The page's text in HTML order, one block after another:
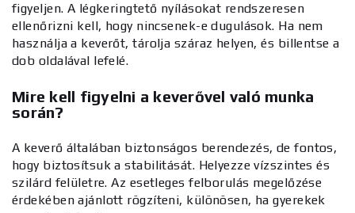
figyeljen. A légkeringtető nyílásokat rendszeresen
ellenőrizni kell, hogy nincsenek-e dugulások. Ha nem
használja a keverőt, tárolja száraz helyen, és billentse a
dob oldalával lefelé.
Mire kell figyelni a keverővel való munka
során?
A keverő általában biztonságos berendezés, de fontos,
hogy biztosítsuk a stabilitását. Helyezze vízszintes és
szilárd felületre. Az esetleges felborulás megelőzése
érdekében ajánlott rögzíteni, különösen, ha gyerekek